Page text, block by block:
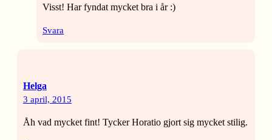
Visst! Har fyndat mycket bra i år :)
Svara
Helga
3 april, 2015
Åh vad mycket fint! Tycker Horatio gjort sig mycket stilig.